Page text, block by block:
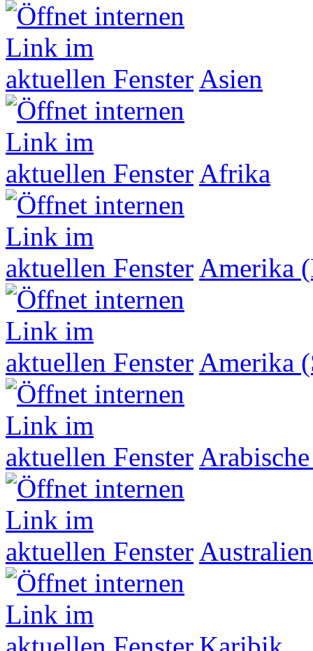
Asien
Afrika
Amerika
Amerika
Australien